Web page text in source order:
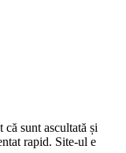
sunt ascultată și
rapid. Site-ul e